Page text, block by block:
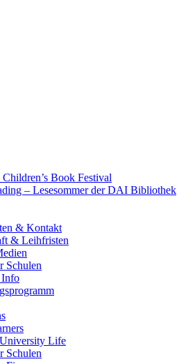
Book Festival
– Lesesommer der DAI Bibliothek
& Kontakt
& Leihfristen
Schulen
Info
Life
Schulen